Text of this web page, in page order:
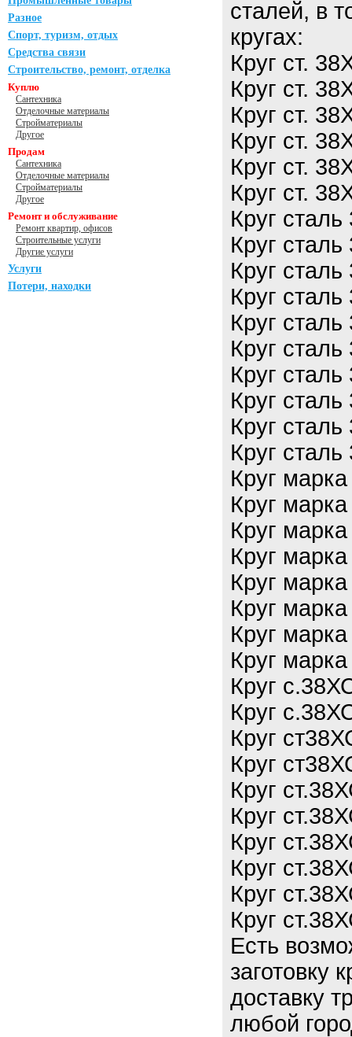
Разное
Спорт, туризм, отдых
Средства связи
Строительство, ремонт, отделка
Куплю
Сантехника
Отделочные материалы
Стройматериалы
Другое
Продам
Сантехника
Отделочные материалы
Стройматериалы
Другое
Ремонт и обслуживание
Ремонт квартир, офисов
Строительные услуги
Другие услуги
Услуги
Потери, находки
сталей, в
кругах:
Круг ст.
Круг ст.
Круг ст.
Круг ст.
Круг ст.
Круг ст.
Круг
Круг
Круг
Круг
Круг
Круг
Круг
Круг
Круг
Круг
Круг
Круг
Круг
Круг
Круг
Круг
Круг
Круг
Круг
Круг
Круг
Круг
Круг
Круг
Круг
Круг
Круг
Круг
Есть
заготовку
доставку
любой